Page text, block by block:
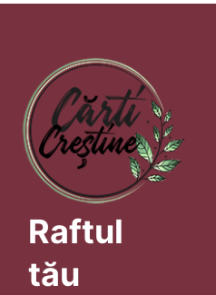
Raftul
tău